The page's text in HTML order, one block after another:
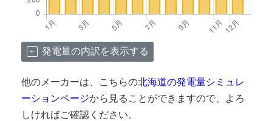
発電量の内訳を表示する
他のメーカーは、こちらの北海道の発電量シミュレ
ーションページから見ることができますので、よろ
しければご確認ください。